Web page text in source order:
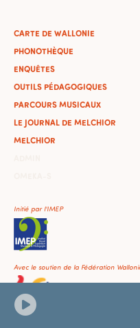
CARTE DE WALLONIE
PHONOTHÈQUE
ENQUÊTES
OUTILS PÉDAGOGIQUES
PARCOURS MUSICAUX
LE JOURNAL DE MELCHIOR
MELCHIOR
Initié par l'IMEP
Avec le soutien de la Fédération